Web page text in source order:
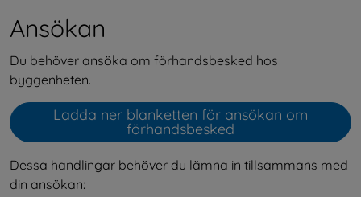
Ansökan
Du behöver ansöka om förhandsbesked hos
byggenheten.
Ladda ner blanketten för ansökan om
förhandsbeskedÖppnas i nytt fönster.
Dessa handlingar behöver du lämna in tillsammans med
din ansökan: